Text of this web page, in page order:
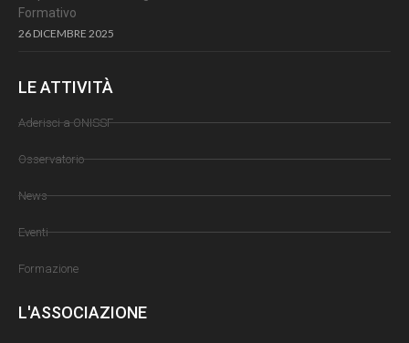
L'ASSOCIAZIONE
LE ATTIVITÀ
Aderisci a ONISSF
Osservatorio
News
Eventi
Formazione
Formativo
26 DICEMBRE 2025